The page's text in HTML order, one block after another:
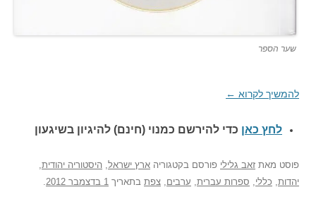
שער הספר
להמשיך לקרוא ←
לחץ כאן כדי להירשם כמנוי (חינם) להיגיון בשיגעון
פוסט מאת זאב גלילי פורסם בקטגוריה ארץ ישראל, היסטוריה יהודית,
יהדות, כללי, ספרות עברית, ערבים, צפת בתאריך 1 בדצמבר 2012 .